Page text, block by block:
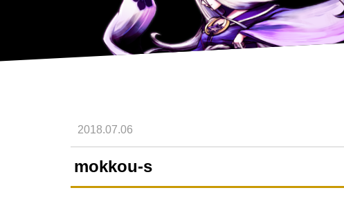
2018.07.06
mokkou-s